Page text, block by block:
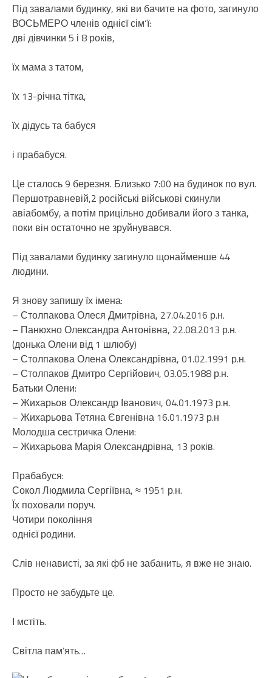
Під завалами будинку, які ви бачите на фото, загинуло
ВОСЬМЕРО членів однієї сім‘ї:
дві дівчинки 5 і 8 років,
їх мама з татом,
їх 13-річна тітка,
їх дідусь та бабуся
і прабабуся.
Це сталось 9 березня. Близько 7:00 на будинок по вул.
Першотравневій,2 російські військові скинули
авіабомбу, а потім прицільно добивали його з танка,
поки він остаточно не зруйнувався.
Під завалами будинку загинуло щонайменше 44
людини.
Я знову запишу їх імена:
– Столпакова Олеся Дмитрівна, 27.04.2016 р.н.
– Панюхно Олександра Антонівна, 22.08.2013 р.н.
(донька Олени від 1 шлюбу)
– Столпакова Олена Олександрівна, 01.02.1991 р.н.
– Столпаков Дмитро Сергійович, 03.05.1988 р.н.
Батьки Олени:
– Жихарьов Олександр Іванович, 04.01.1973 р.н.
– Жихарьова Тетяна Євгенівна 16.01.1973 р.н
Молодша сестричка Олени:
– Жихарьова Марія Олександрівна, 13 років.
Прабабуся:
Сокол Людмила Сергіївна, ≈ 1951 р.н.
Їх поховали поруч.
Чотири покоління
однієї родини.
Слів ненависті, за які фб не забанить, я вже не знаю.
Просто не забудьте це.
І мстіть.
Світла пам’ять…